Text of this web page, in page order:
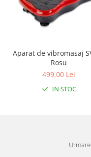
Aparat de vibromasaj
Rosu
499,00 Lei
IN STOC